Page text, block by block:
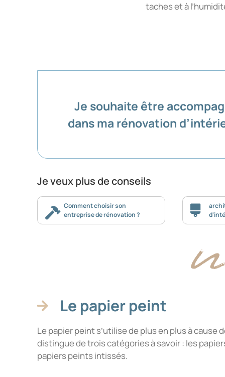
taches et à
Je souhaite être
dans ma rénovation
Je veux plus de conseils
Comment choisir son
entreprise de rénovation ?
Le papier peint
Le papier peint s’utilise de plus en plus à
distingue de trois catégories à savoir : les
papiers peints intissés.